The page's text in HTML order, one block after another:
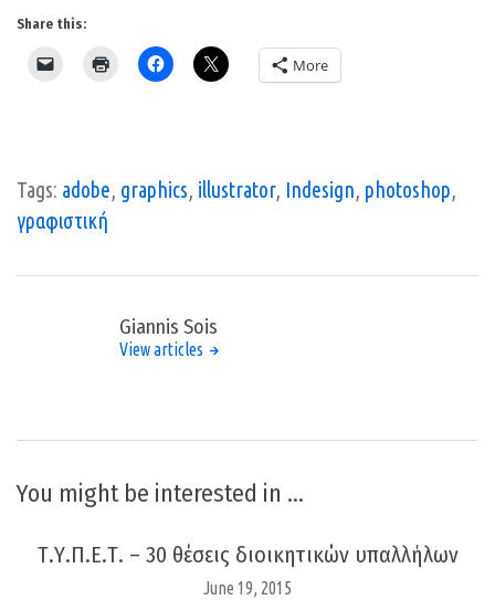
Share this:
More
Tags: adobe, graphics, illustrator, Indesign, photoshop,
γραφιστική
Giannis Sois
View articles
You might be interested in …
Τ.Υ.Π.Ε.Τ. – 30 θέσεις διοικητικών υπαλλήλων
June 19, 2015